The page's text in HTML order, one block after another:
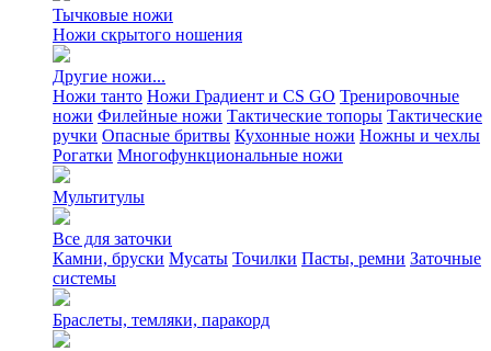
Тычковые ножи
Ножи скрытого ношения
Другие ножи...
Ножи танто Ножи Градиент и CS GO Тренировочные
ножи Филейные ножи Тактические топоры Тактические
ручки Опасные бритвы Кухонные ножи Ножны и чехлы
Рогатки Многофункциональные ножи
Мультитулы
Все для заточки
Камни, бруски Мусаты Точилки Пасты, ремни Заточные
системы
Браслеты, темляки, паракорд